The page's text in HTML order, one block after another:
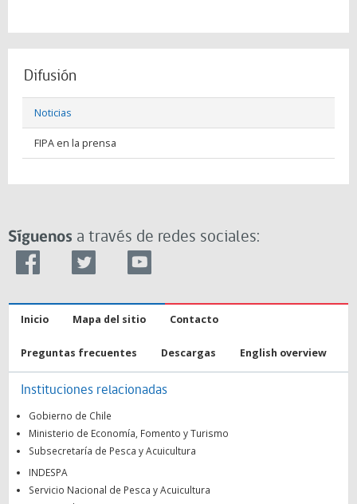
Difusión
Noticias
FIPA en la prensa
Síguenos a través de redes sociales:
Inicio Mapa del sitio Contacto
Preguntas frecuentes Descargas English overview
Instituciones relacionadas
Gobierno de Chile
Ministerio de Economía, Fomento y Turismo
Subsecretaría de Pesca y Acuicultura
INDESPA
Servicio Nacional de Pesca y Acuicultura